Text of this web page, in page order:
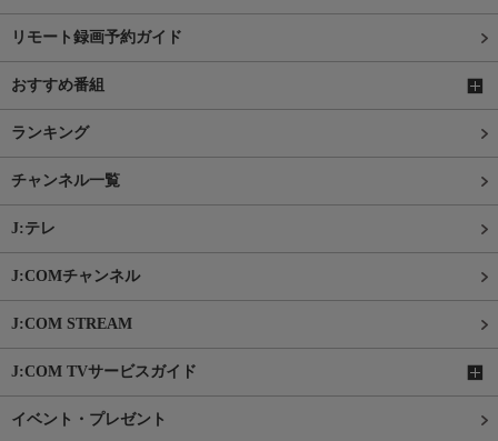
リモート録画予約ガイド
おすすめ番組
ランキング
チャンネル一覧
J:テレ
J:COMチャンネル
J:COM STREAM
J:COM TVサービスガイド
イベント・プレゼント